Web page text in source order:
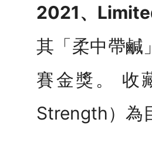
2021、
其「柔中帶鹹
賽金獎。 收
Strength）為